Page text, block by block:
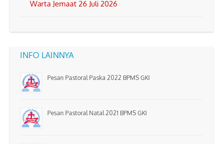
Warta Jemaat 26 Juli 2026
INFO LAINNYA
Pesan Pastoral Paska 2022 BPMS GKI
Pesan Pastoral Natal 2021 BPMS GKI